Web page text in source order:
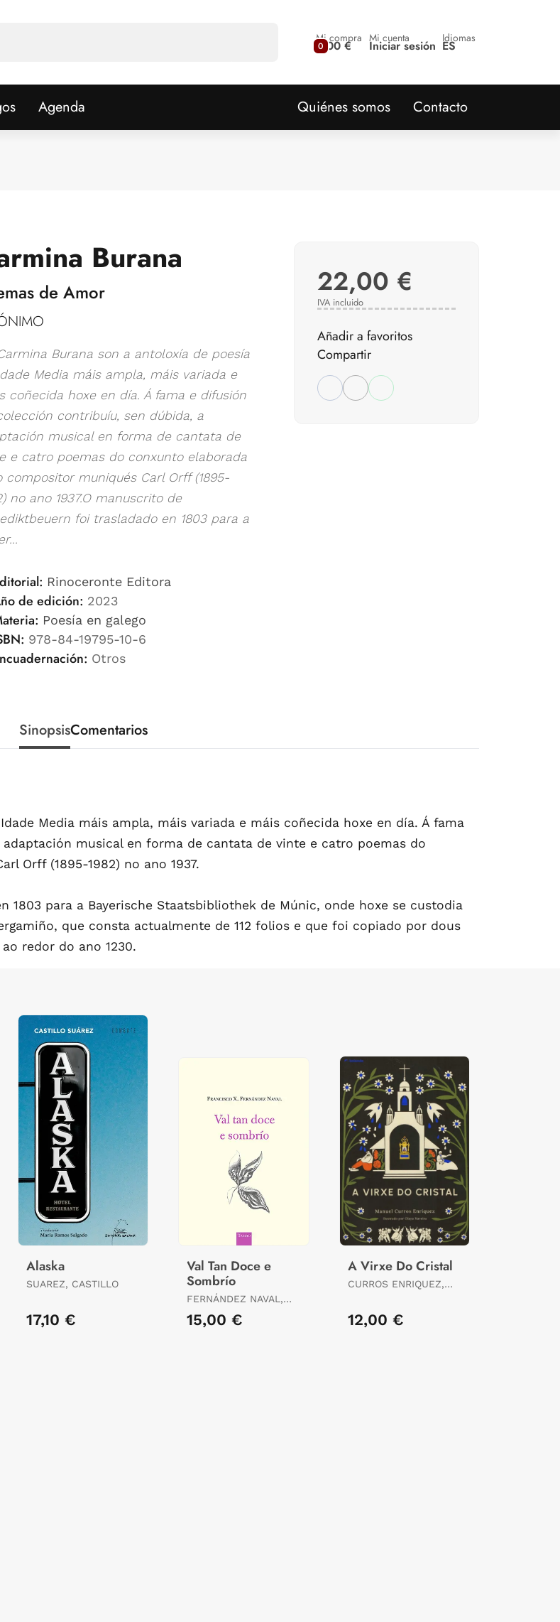
0
Mi compra
0,00 € Mi cuenta
Iniciar sesión Idiomas
ES
Agenda Quiénes somos Contacto
Burana
de Amor
Burana son a antoloxía de poesía
Media máis ampla, máis variada e
coñecida hoxe en día. Á fama e difusión
contribuíu, sen dúbida, a
musical en forma de cantata de
e catro poemas do conxunto elaborada
compositor muniqués Carl Orff (1895-
no ano 1937.O manuscrito de
foi trasladado en 1803 para a
Rinoceronte Editora
de edición: 2023
Poesía en galego
978-84-19795-10-6
Otros
22,00 €
IVA incluido
Añadir a favoritos
Compartir
SinopsisComentarios
Media máis ampla, máis variada e máis coñecida hoxe en día. Á fama
musical en forma de cantata de vinte e catro poemas do
Orff (1895-1982) no ano 1937.
1803 para a Bayerische Staatsbibliothek de Múnic, onde hoxe se custodia
que consta actualmente de 112 folios e que foi copiado por dous
redor do ano 1230.
Alaska
SUAREZ, CASTILLO
17,10 €
Val Tan Doce e
Sombrío
FERNÁNDEZ NAVAL,
15,00 €
A Virxe Do Cristal
CURROS ENRIQUEZ,
12,00 €